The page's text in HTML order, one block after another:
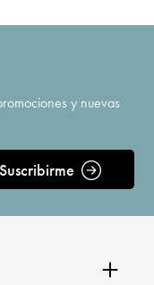
y nuevas
Suscribirme